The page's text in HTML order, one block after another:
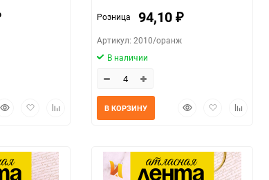
БыстрыйДобавитьДобавить
Розница 94,10 ₽
Артикул: 2010/оранж
В наличии
БыстрыйДобавитьДобавить
В КОРЗИНУ